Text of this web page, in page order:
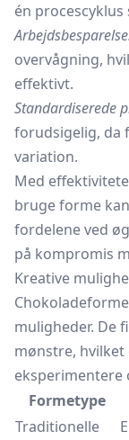
én
overvågning,
effektivt.
Standardiserede
forudsigelig, da
variation.
Med
bruge forme
fordelene ved
på kompromis
Kreative
muligheder. De
mønstre,
eksperimentere
Formetype
Traditionelle